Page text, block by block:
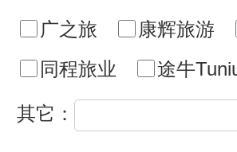
广之旅
康辉旅游
同程旅业
途牛
其它：